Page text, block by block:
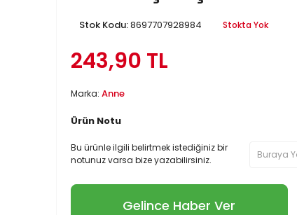
Stok Kodu:8697707928984 Stokta Yok
243,90 TL
Marka: Anne
Ürün Notu
Bu ürünle ilgili belirtmek istediğiniz bir
notunuz varsa bize yazabilirsiniz.
Gelince Haber Ver